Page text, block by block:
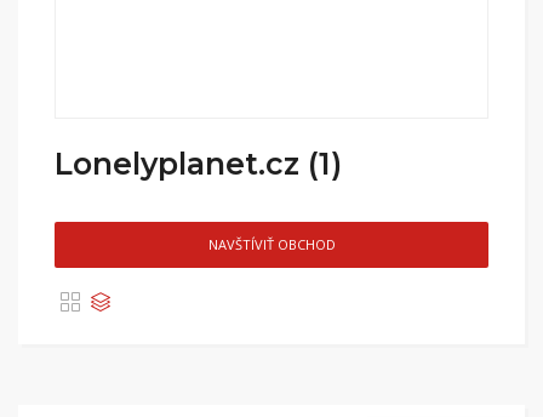
Lonelyplanet.cz (1)
NAVŠTÍVIŤ OBCHOD